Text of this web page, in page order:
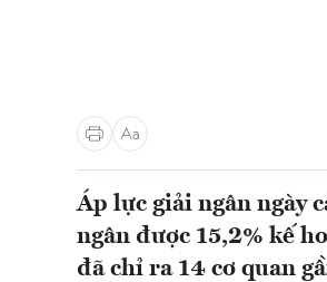
Áp lực giải ngân ngày
ngân được 15,2% kế
đã chỉ ra 14 cơ quan